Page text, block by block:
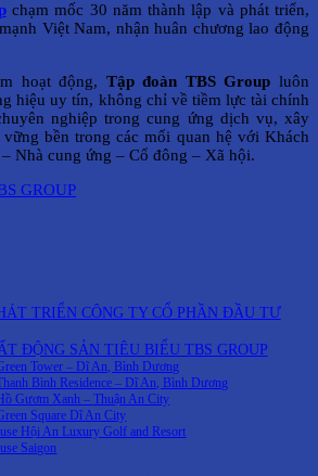
chạm mốc 30 năm thành lập và phát triển,
Việt Nam, nhận huân chương lao động
hoạt động, Tập đoàn TBS Group luôn
hiệu uy tín, không chỉ về tiềm lực tài chính
nghiệp trong cung ứng dịch vụ, xây
bền trong các mối quan hệ với Khách
Nhà cung ứng – Cổ đông – Xã hội.
TRIỂN CÔNG TY CỔ PHẦN ĐẦU TƯ
ĐỘNG SẢN TIÊU BIỂU TBS GROUP
Tower – Dĩ An, Bình Dương
Bình Residence – Dĩ An, Bình Dương
Gươm Xanh – Thuận An City
Square Dĩ An City
Hội An Luxury Golf and Resort
Saigon